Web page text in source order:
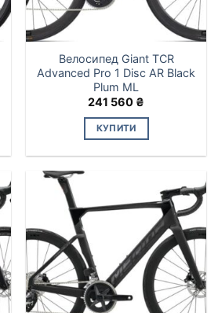
Велосипед Giant TCR
Advanced Pro 1 Disc AR Black
Plum ML
241 560 ₴
КУПИТИ